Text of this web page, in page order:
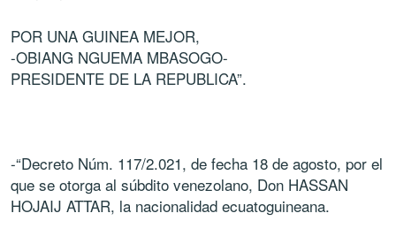
POR UNA GUINEA MEJOR,
-OBIANG NGUEMA MBASOGO-
PRESIDENTE DE LA REPUBLICA”.
-“Decreto Núm. 117/2.021, de fecha 18 de agosto, por el
que se otorga al súbdito venezolano, Don HASSAN
HOJAIJ ATTAR, la nacionalidad ecuatoguineana.